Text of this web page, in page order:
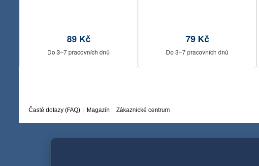
89 Kč
Do 3–7 pracovních dnů
79 Kč
Do 3–7 pracovních dnů
Časté dotazy (FAQ) Magazín Zákaznické centrum